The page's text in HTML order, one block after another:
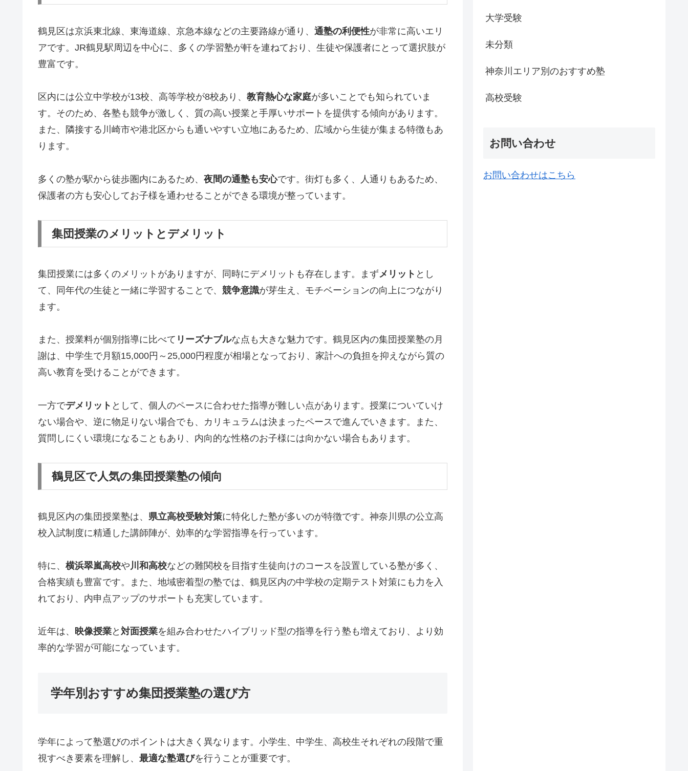
鶴見区は京浜東北線、東海道線、京急本線などの主要路線が通り、 通塾の利便性が非常に高いエリ
アです。JR鶴見駅周辺を中心に、多くの学習塾が軒を連ねており、生徒や保護者にとって選択肢が
豊富です。
区内には公立中学校が13校、高等学校が8校あり、 教育熱心な家庭が多いことでも知られていま
す。そのため、各塾も競争が激しく、質の高い授業と手厚いサポートを提供する傾向があります。
また、隣接する川崎市や港北区からも通いやすい立地にあるため、広域から生徒が集まる特徴もあ
ります。
多くの塾が駅から徒歩圏内にあるため、 夜間の通塾も安心です。街灯も多く、人通りもあるため、
保護者の方も安心してお子様を通わせることができる環境が整っています。
集団授業のメリットとデメリット
集団授業には多くのメリットがありますが、同時にデメリットも存在します。まずメリット とし
て、同年代の生徒と一緒に学習することで、 競争意識が芽生え、モチベーションの向上につながり
ます。
また、授業料が個別指導に比べて リーズナブルな点も大きな魅力です。鶴見区内の集団授業塾の月
謝は、中学生で月額15,000円～25,000円程度が相場となっており、家計への負担を抑えながら質の
高い教育を受けることができます。
一方でデメリット として、個人のペースに合わせた指導が難しい点があります。授業についていけ
ない場合や、逆に物足りない場合でも、カリキュラムは決まったペースで進んでいきます。また、
質問しにくい環境になることもあり、内向的な性格のお子様には向かない場合もあります。
鶴見区で人気の集団授業塾の傾向
鶴見区内の集団授業塾は、 県立高校受験対策に特化した塾が多いのが特徴です。神奈川県の公立高
校入試制度に精通した講師陣が、効率的な学習指導を行っています。
特に、 横浜翠嵐高校や 川和高校などの難関校を目指す生徒向けのコースを設置している塾が多く、
合格実績も豊富です。また、地域密着型の塾では、鶴見区内の中学校の定期テスト対策にも力を入
れており、内申点アップのサポートも充実しています。
近年は、 映像授業と 対面授業を組み合わせたハイブリッド型の指導を行う塾も増えており、より効
率的な学習が可能になっています。
学年別おすすめ集団授業塾の選び方
学年によって塾選びのポイントは大きく異なります。小学生、中学生、高校生それぞれの段階で重
視すべき要素を理解し、 最適な塾選びを行うことが重要です。
大学受験
未分類
神奈川エリア別のおすすめ塾
高校受験
お問い合わせ
お問い合わせはこちら